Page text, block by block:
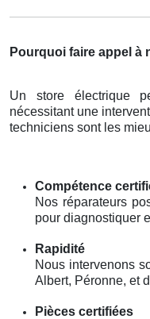
Pourquoi faire appel à
Un store électrique
nécessitant une
techniciens sont les
Compétence
Nos réparateurs
pour diagnostiquer
Rapidité
Nous intervenons
Albert, Péronne, et
Pièces certifiées